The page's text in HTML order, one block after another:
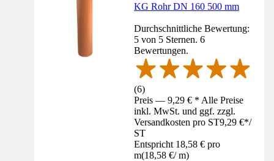
KG Rohr DN 160 500 mm
Durchschnittliche Bewertung:
5 von 5 Sternen. 6
Bewertungen.
(6)
Preis — 9,29 € * Alle Preise
inkl. MwSt. und ggf. zzgl.
Versandkosten pro ST9,29 €*/
ST
Entspricht 18,58 € pro
m(18,58 €/ m)